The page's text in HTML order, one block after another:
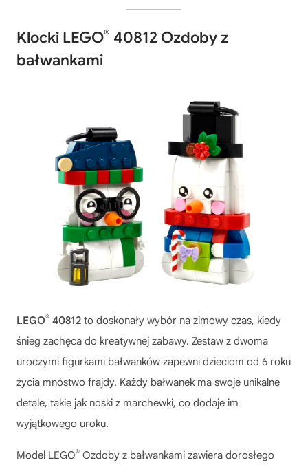
Klocki LEGO® 40812 Ozdoby z
bałwankami
LEGO® 40812 to doskonały wybór na zimowy czas, kiedy
śnieg zachęca do kreatywnej zabawy. Zestaw z dwoma
uroczymi figurkami bałwanków zapewni dzieciom od 6 roku
życia mnóstwo frajdy. Każdy bałwanek ma swoje unikalne
detale, takie jak noski z marchewki, co dodaje im
wyjątkowego uroku.
Model LEGO® Ozdoby z bałwankami zawiera dorosłego